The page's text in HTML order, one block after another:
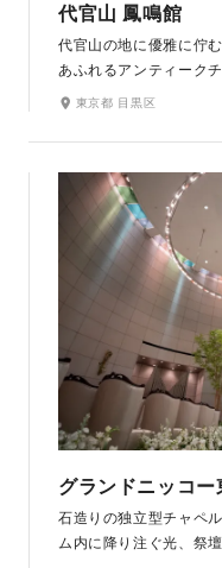
代官山 鳳鳴館
代官山の地に優雅に佇
あふれるアンティーク
が特徴です。クラシカ
東京都 目黒区
グランドニッコ
石造りの独立型チャペ
ム内に降り注ぐ光、祭